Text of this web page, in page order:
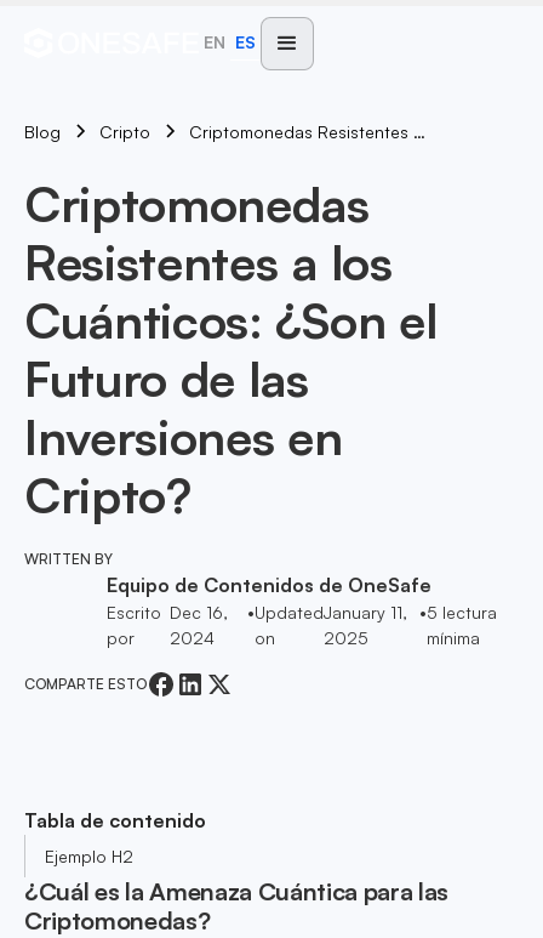
EN ES
Blog Cripto Criptomonedas Resistentes A Los Cuánticos: ¿Son El Futuro De Las Inversiones En Cripto?
Criptomonedas
Resistentes a los
Cuánticos: ¿Son el
Futuro de las
Inversiones en
Cripto?
WRITTEN BY
Equipo de Contenidos de OneSafe
Escrito
por
Dec 16,
2024
•Updated
on
January 11,
2025
•5 lectura
mínima
COMPARTE ESTO
Tabla de contenido
Ejemplo H2
¿Cuál es la Amenaza Cuántica para las
Criptomonedas?